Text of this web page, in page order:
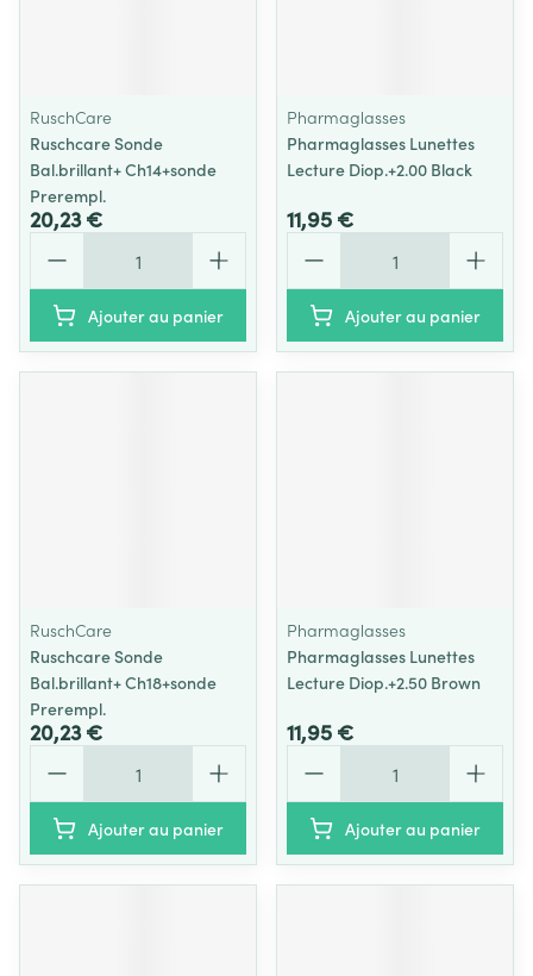
RuschCare
Ruschcare Sonde
Bal.brillant+ Ch14+sonde
Prerempl.
20,23 €
Ajouter au panier
Pharmaglasses
Pharmaglasses Lunettes
Lecture Diop.+2.00 Black
11,95 €
Ajouter au panier
RuschCare
Ruschcare Sonde
Bal.brillant+ Ch18+sonde
Prerempl.
20,23 €
Ajouter au panier
Pharmaglasses
Pharmaglasses Lunettes
Lecture Diop.+2.50 Brown
11,95 €
Ajouter au panier